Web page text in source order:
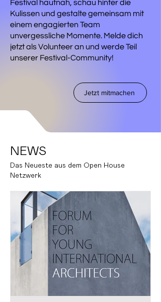
Festival hautnah, schau hinter die
Kulissen und gestalte gemeinsam mit
einem engagierten Team
unvergessliche Momente. Melde dich
jetzt als Volunteer an und werde Teil
unserer Festival-Community!
Jetzt mitmachen
NEWS
Das Neueste aus dem Open House
Netzwerk